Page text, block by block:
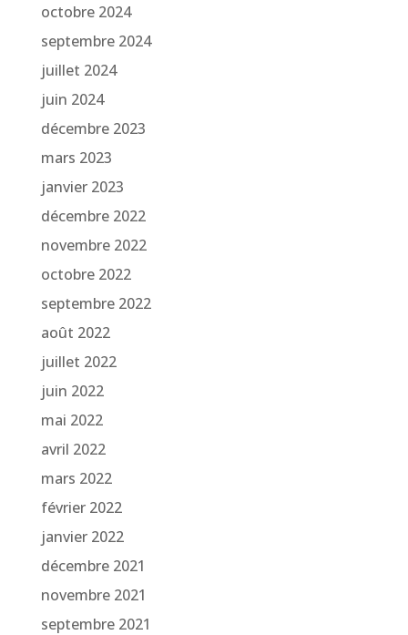
octobre 2024
septembre 2024
juillet 2024
juin 2024
décembre 2023
mars 2023
janvier 2023
décembre 2022
novembre 2022
octobre 2022
septembre 2022
août 2022
juillet 2022
juin 2022
mai 2022
avril 2022
mars 2022
février 2022
janvier 2022
décembre 2021
novembre 2021
septembre 2021